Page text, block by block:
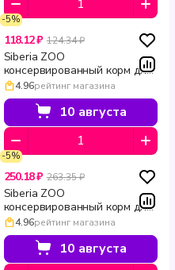
-5%
118.12 ₽ 124.34 ₽
Siberia ZOO
консервированный корм для
собак с телятиной 340 г
4.96рейтинг магазина
10 августа
-5%
250.18 ₽ 263.35 ₽
Siberia ZOO
консервированный корм для
собак с индейкой 970 г
4.96рейтинг магазина
10 августа